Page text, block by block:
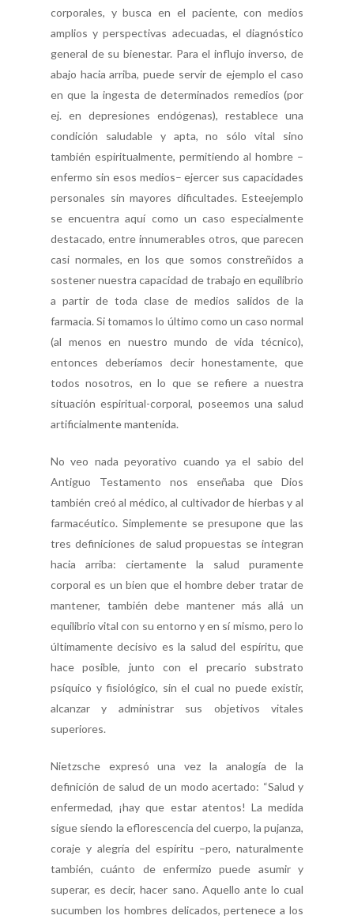
corporales, y busca en el paciente, con medios
amplios y perspectivas adecuadas, el diagnóstico
general de su bienestar. Para el influjo inverso, de
abajo hacia arriba, puede servir de ejemplo el caso
en que la ingesta de determinados remedios (por
ej. en depresiones endógenas), restablece una
condición saludable y apta, no sólo vital sino
también espiritualmente, permitiendo al hombre –
enfermo sin esos medios– ejercer sus capacidades
personales sin mayores dificultades. Esteejemplo
se encuentra aquí como un caso especialmente
destacado, entre innumerables otros, que parecen
casi normales, en los que somos constreñidos a
sostener nuestra capacidad de trabajo en equilibrio
a partir de toda clase de medios salidos de la
farmacia. Si tomamos lo último como un caso normal
(al menos en nuestro mundo de vida técnico),
entonces deberíamos decir honestamente, que
todos nosotros, en lo que se refiere a nuestra
situación espiritual-corporal, poseemos una salud
artificialmente mantenida.
No veo nada peyorativo cuando ya el sabio del
Antiguo Testamento nos enseñaba que Dios
también creó al médico, al cultivador de hierbas y al
farmacéutico. Simplemente se presupone que las
tres definiciones de salud propuestas se integran
hacia arriba: ciertamente la salud puramente
corporal es un bien que el hombre deber tratar de
mantener, también debe mantener más allá un
equilibrio vital con su entorno y en sí mismo, pero lo
últimamente decisivo es la salud del espíritu, que
hace posible, junto con el precario substrato
psíquico y fisiológico, sin el cual no puede existir,
alcanzar y administrar sus objetivos vitales
superiores.
Nietzsche expresó una vez la analogía de la
definición de salud de un modo acertado: “Salud y
enfermedad, ¡hay que estar atentos! La medida
sigue siendo la eflorescencia del cuerpo, la pujanza,
coraje y alegría del espíritu –pero, naturalmente
también, cuánto de enfermizo puede asumir y
superar, es decir, hacer sano. Aquello ante lo cual
sucumben los hombres delicados, pertenece a los